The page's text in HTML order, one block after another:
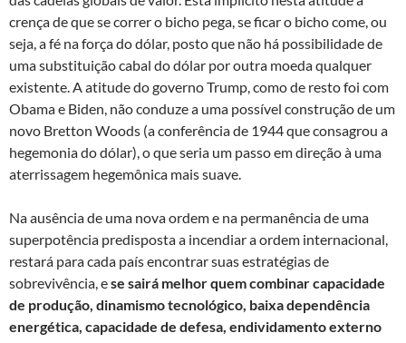
crença de que se correr o bicho pega, se ficar o bicho come, ou
seja, a fé na força do dólar, posto que não há possibilidade de
uma substituição cabal do dólar por outra moeda qualquer
existente. A atitude do governo Trump, como de resto foi com
Obama e Biden, não conduze a uma possível construção de um
novo Bretton Woods (a conferência de 1944 que consagrou a
hegemonia do dólar), o que seria um passo em direção à uma
aterrissagem hegemônica mais suave.
Na ausência de uma nova ordem e na permanência de uma
superpotência predisposta a incendiar a ordem internacional,
restará para cada país encontrar suas estratégias de
sobrevivência, ese sairá melhor quem combinar capacidade
de produção, dinamismo tecnológico, baixa dependência
energética, capacidade de defesa, endividamento externo